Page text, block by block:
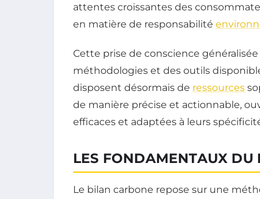
attentes croissantes des
en matière de responsabilité
Cette prise de conscience
méthodologies et des outils
disposent désormais de ressources
de manière précise et actionnable,
efficaces et adaptées à leurs
LES FONDAMENTAUX DU
Le bilan carbone repose sur une